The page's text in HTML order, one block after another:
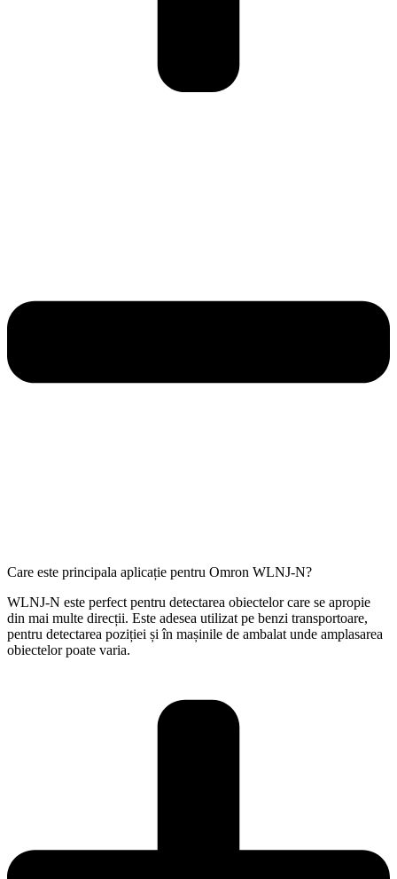
Care este principala aplicație pentru Omron WLNJ-N?
WLNJ-N este perfect pentru detectarea obiectelor care se apropie
din mai multe direcții. Este adesea utilizat pe benzi transportoare,
pentru detectarea poziției și în mașinile de ambalat unde amplasarea
obiectelor poate varia.